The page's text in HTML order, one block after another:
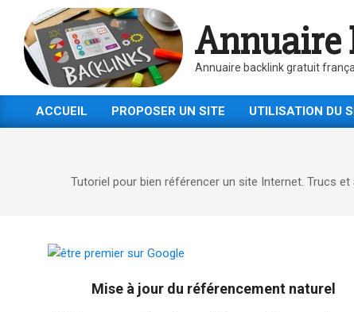
content
Annuaire
Annuaire backlink gratuit
Primary
ACCUEIL PROPOSER UN SITE UTILISATION DU
Tutoriel pour bien référencer un site Internet. Trucs
Mise à jour du référencement naturel